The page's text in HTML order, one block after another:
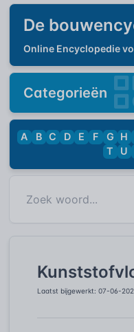
De
Online Encyclopedie
Categorieën
A B C D E F G H
T
U
Laatst bijgewerkt: 07-06-